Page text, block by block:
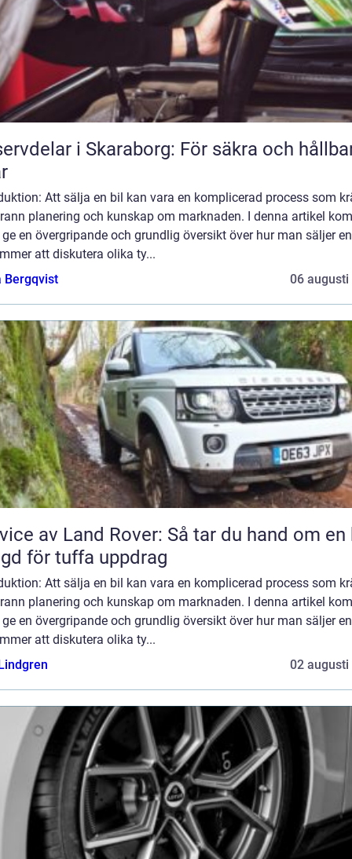
i Skaraborg: För säkra och
Att sälja en bil kan vara en komplicerad process som
planering och kunskap om marknaden. I denna artikel
en övergripande och grundlig översikt över hur man säljer
att diskutera olika ty...
Bergqvist
06 augusti
av Land Rover: Så tar du hand om en
för tuffa uppdrag
Att sälja en bil kan vara en komplicerad process som
planering och kunskap om marknaden. I denna artikel
en övergripande och grundlig översikt över hur man säljer
att diskutera olika ty...
02 augusti